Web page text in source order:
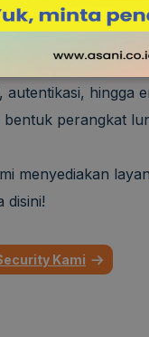
dalam
, autentikasi, hingga
perangkat
menyediakan
disini!
Kami